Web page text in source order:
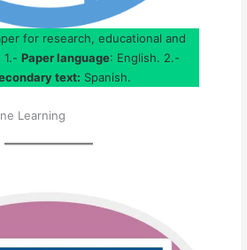
for research, educational and
1.- Paper language: English. 2.-
text: Spanish.
Learning